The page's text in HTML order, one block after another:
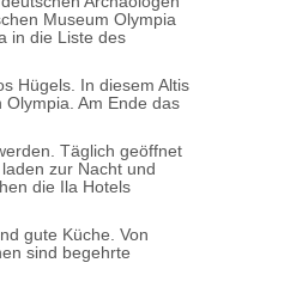
Museum Olympia
in die Liste des
Hügels. In diesem Altis
Am Ende das
Täglich geöffnet
zur Nacht und
die Ila Hotels
gute Küche. Von
sind begehrte